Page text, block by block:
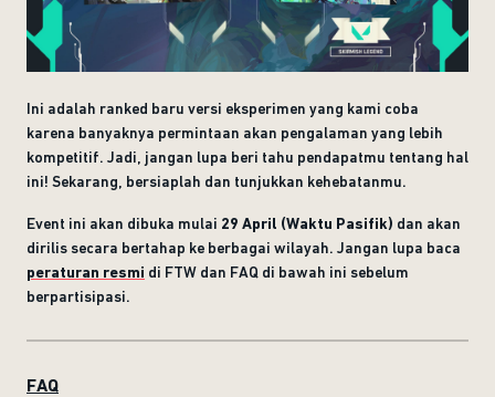
Ini adalah ranked baru versi eksperimen yang kami coba
karena banyaknya permintaan akan pengalaman yang lebih
kompetitif. Jadi, jangan lupa beri tahu pendapatmu tentang hal
ini! Sekarang, bersiaplah dan tunjukkan kehebatanmu.
Event ini akan dibuka mulai 29 April (Waktu Pasifik) dan akan
dirilis secara bertahap ke berbagai wilayah. Jangan lupa baca
peraturan resmi di FTW dan FAQ di bawah ini sebelum
berpartisipasi.
FAQ